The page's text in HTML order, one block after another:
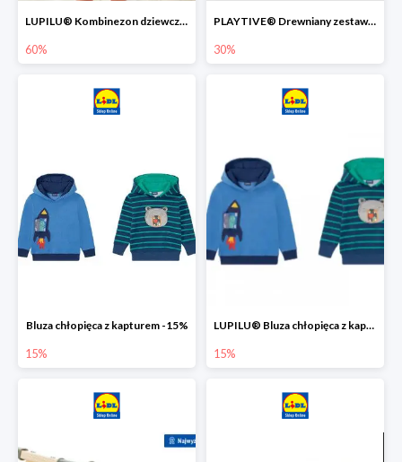
LUPILU® Kombinezon dziewczęcy z bawełny
60%
PLAYTIVE® Drewniany zestaw gier 10 w 1
30%
Bluza chłopięca z kapturem -15%
15%
LUPILU® Bluza chłopięca z kapturem
15%